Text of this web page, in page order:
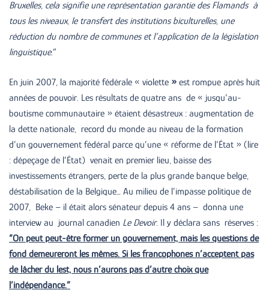
Bruxelles, cela signifie une représentation garantie des Flamands à
tous les niveaux, le transfert des institutions biculturelles, une
réduction du nombre de communes et l’application de la législation
linguistique.”
En juin 2007, la majorité fédérale « violette » est rompue après huit
années de pouvoir. Les résultats de quatre ans de « jusqu’au-
boutisme communautaire » étaient désastreux : augmentation de
la dette nationale, record du monde au niveau de la formation
d’un gouvernement fédéral parce qu’une « réforme de l’État » (lire
: dépeçage de l’État) venait en premier lieu, baisse des
investissements étrangers, perte de la plus grande banque belge,
déstabilisation de la Belgique… Au milieu de l’impasse politique de
2007, Beke – il était alors sénateur depuis 4 ans – donna une
interview au journal canadien Le Devoir. Il y déclara sans réserves :
“On peut peut-être former un gouvernement, mais les questions de
fond demeureront les mêmes. Si les francophones n’acceptent pas
de lâcher du lest, nous n’aurons pas d’autre choix que
l’indépendance.”